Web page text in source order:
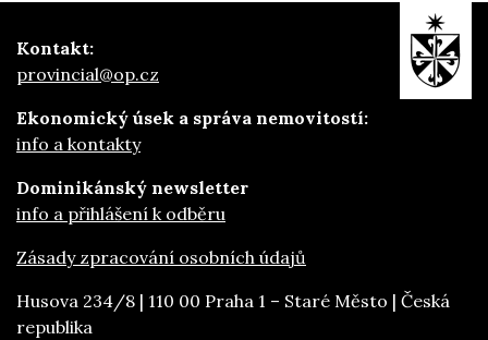
Kontakt:
provincial@op.cz
Ekonomický úsek a správa nemovitostí:
info a kontakty
Dominikánský newsletter
info a přihlášení k odběru
Zásady zpracování osobních údajů
Husova 234/8 | 110 00 Praha 1 – Staré Město | Česká
republika